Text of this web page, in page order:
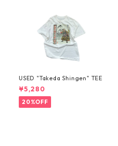
USED "Takeda Shingen" TEE
¥5,280
20%OFF